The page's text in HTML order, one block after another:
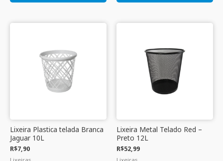
Lixeira Plastica telada Branca
Jaguar 10L
R$7,90
Lixeira Metal Telado Red –
Preto 12L
R$52,99